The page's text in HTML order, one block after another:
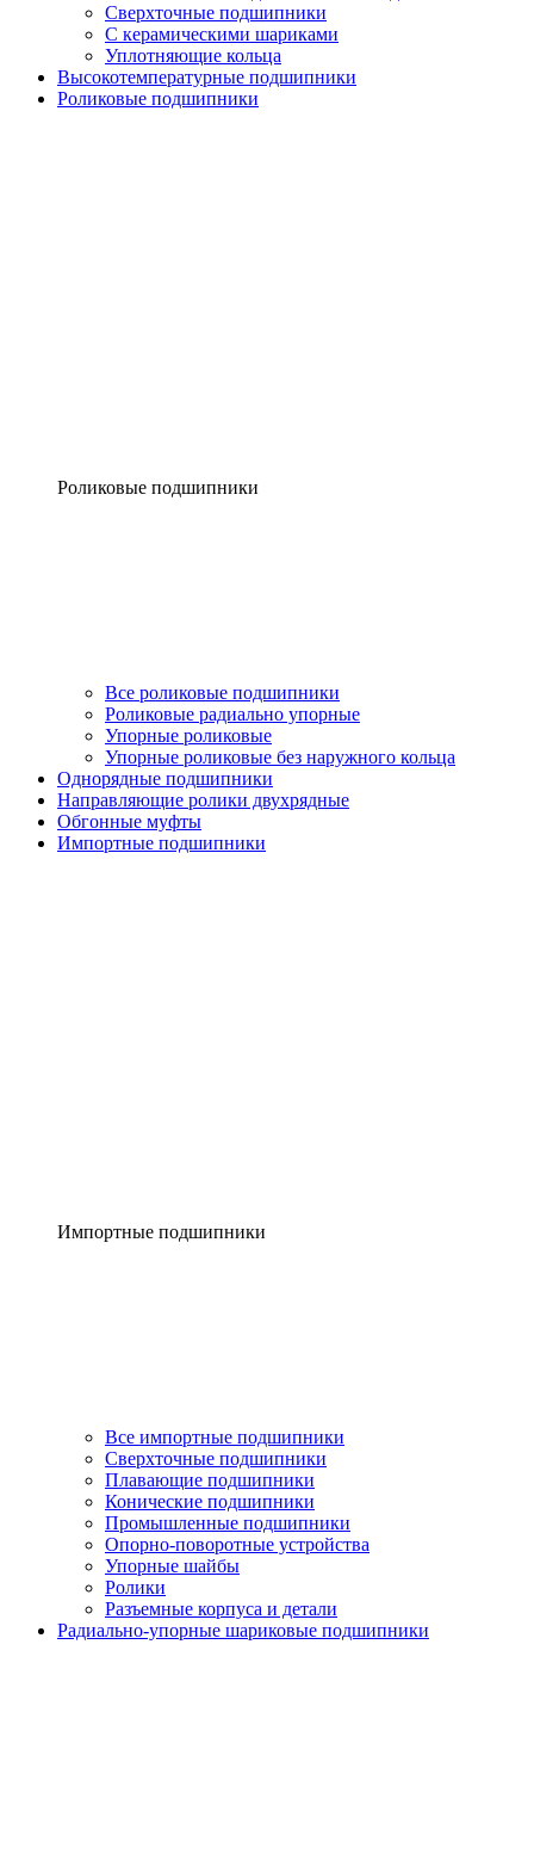
Сверхточные подшипники
С керамическими шариками
Уплотняющие кольца
Высокотемпературные подшипники
Роликовые подшипники
Роликовые подшипники
Все роликовые подшипники
Роликовые радиально упорные
Упорные роликовые
Упорные роликовые без наружного кольца
Однорядные подшипники
Направляющие ролики двухрядные
Обгонные муфты
Импортные подшипники
Импортные подшипники
Все импортные подшипники
Сверхточные подшипники
Плавающие подшипники
Конические подшипники
Промышленные подшипники
Опорно-поворотные устройства
Упорные шайбы
Ролики
Разъемные корпуса и детали
Радиально-упорные шариковые подшипники